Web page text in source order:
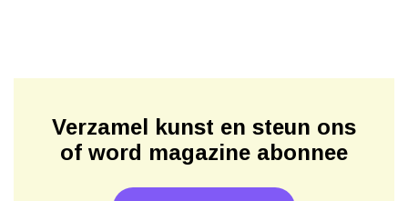
Verzamel kunst en steun ons
of word magazine abonnee